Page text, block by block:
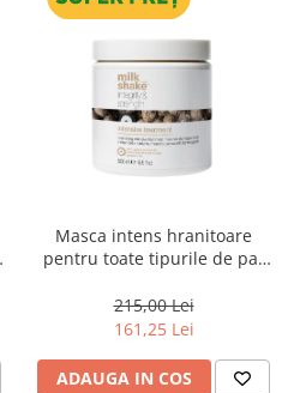
Masca intens hranitoare
pentru toate tipurile de par
Strength Intensive Treatment,
500 ml
215,00 Lei
161,25 Lei
ADAUGA IN COS